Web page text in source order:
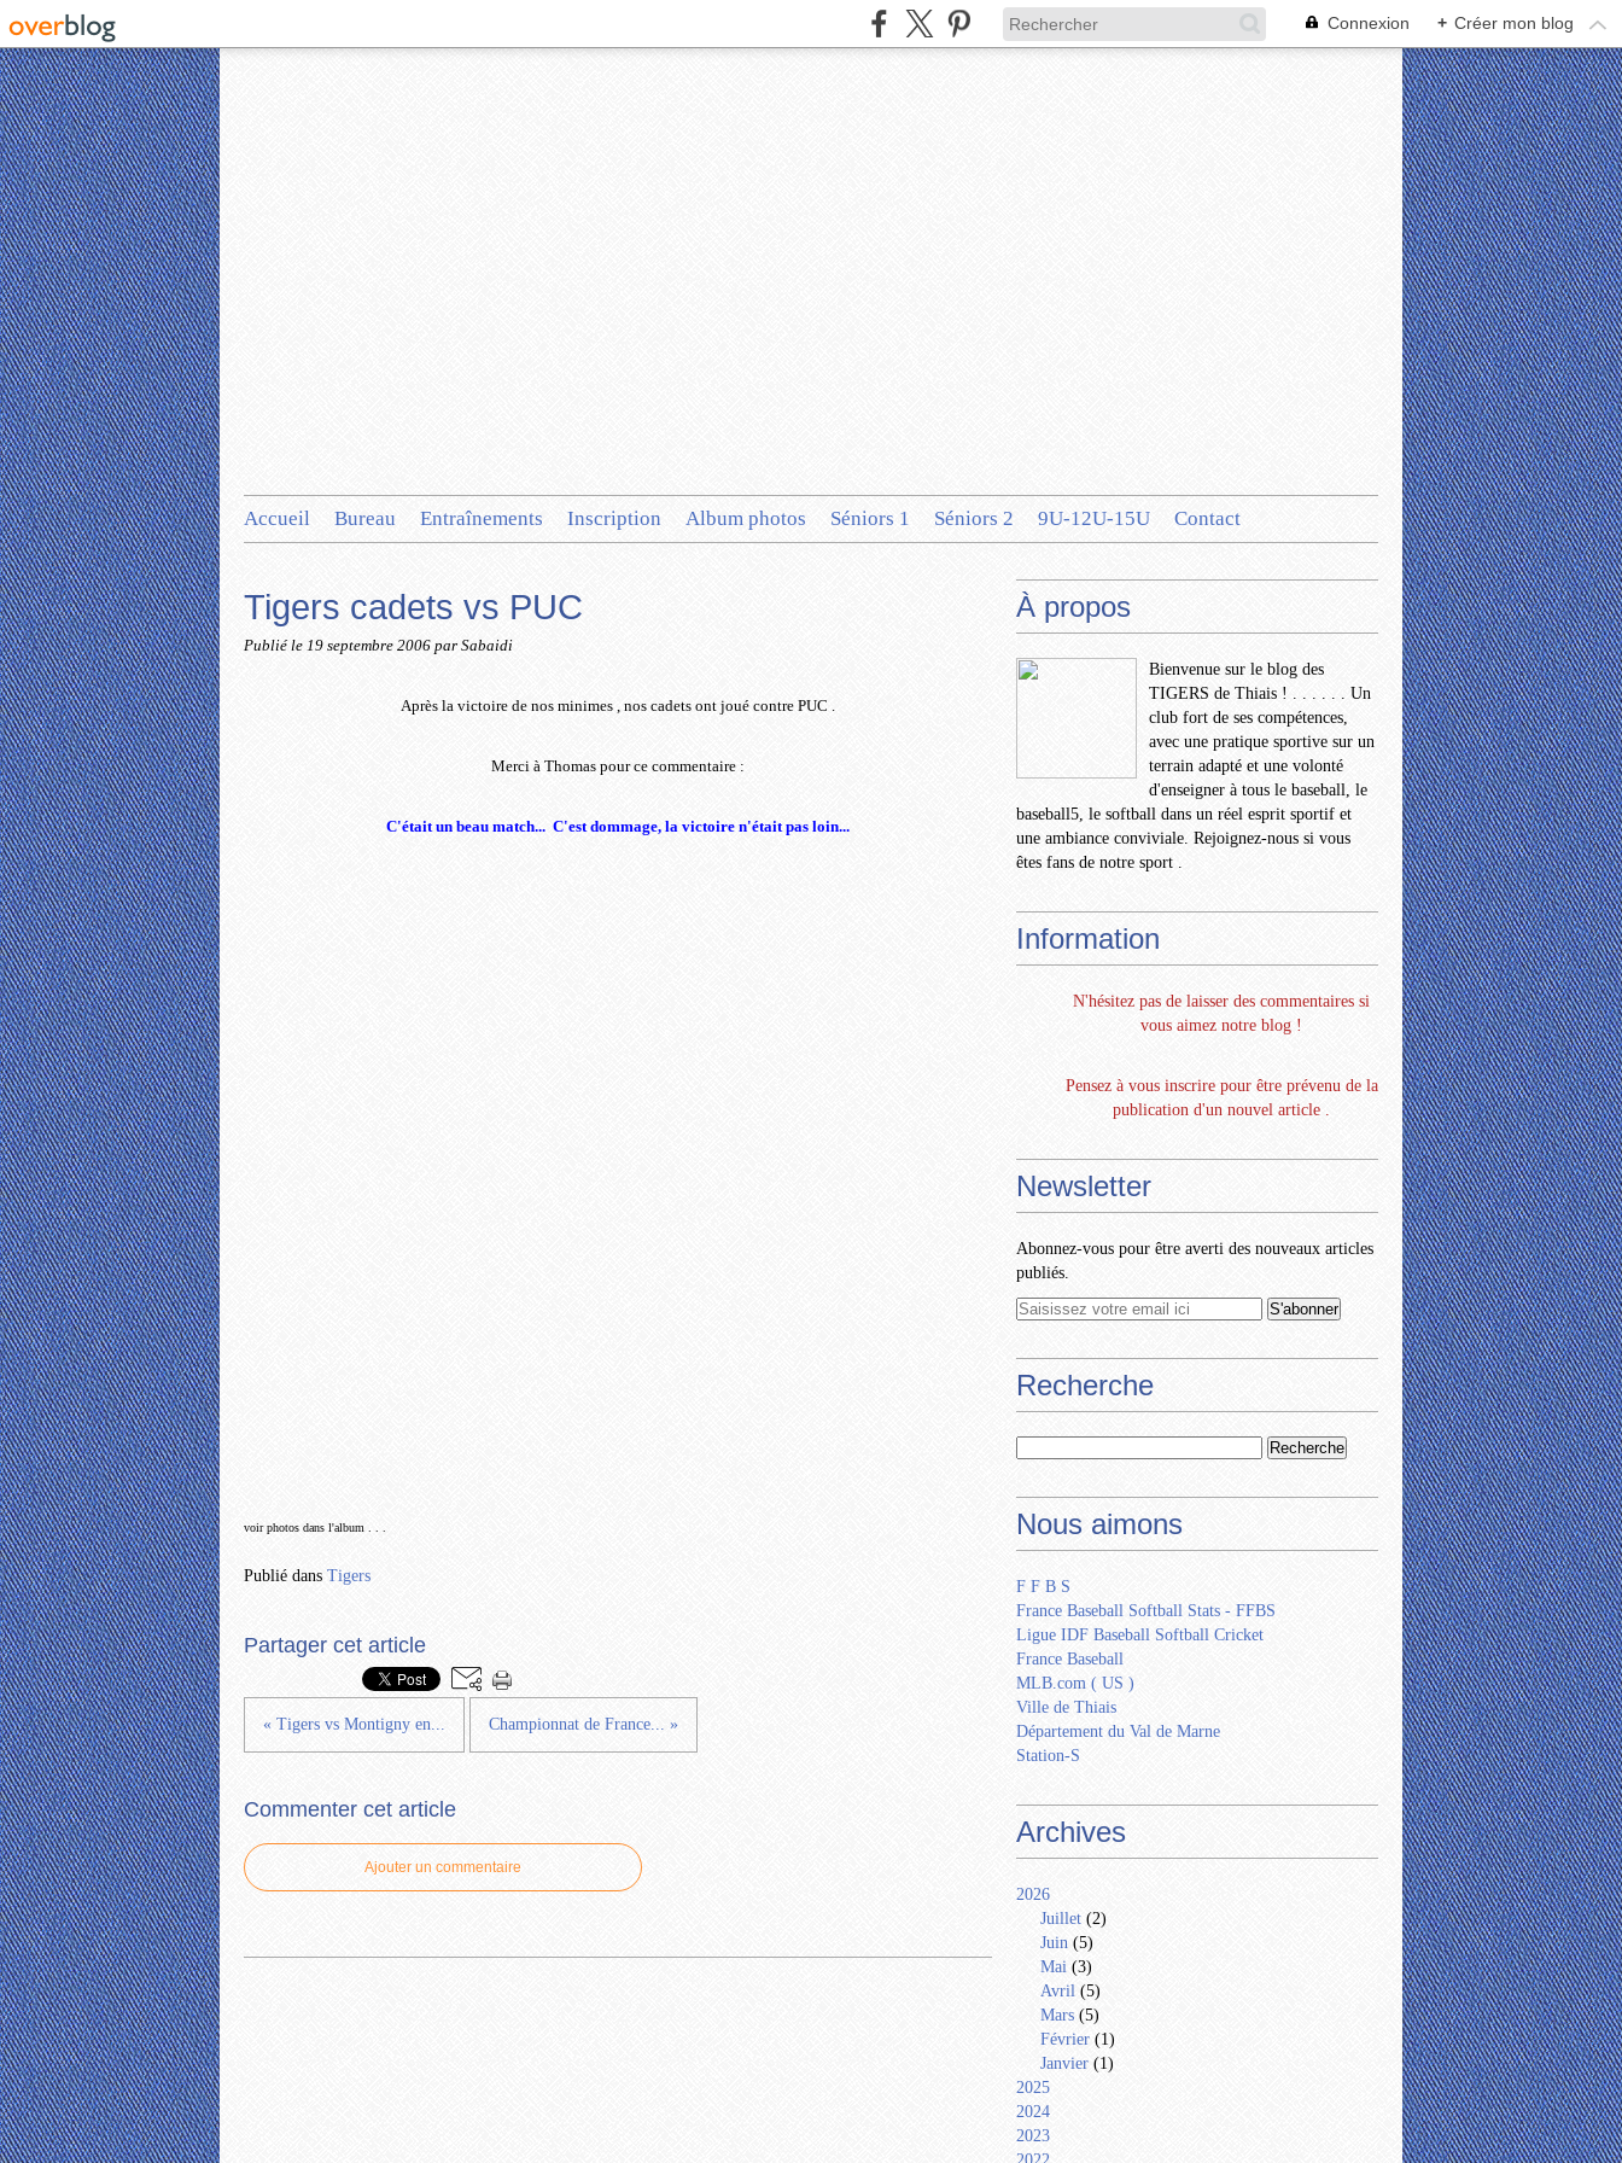
Connexion + Créer mon blog
Accueil Bureau Entraînements Inscription Album photos Séniors 1 Séniors 2 9U-12U-15U Contact
Tigers cadets vs PUC
Publié le 19 septembre 2006 par Sabaidi
Après la victoire de nos minimes , nos cadets ont joué contre PUC .
Merci à Thomas pour ce commentaire :
C'était un beau match... C'est dommage, la victoire n'était pas loin...
voir photos dans l'album . . .
Publié dans Tigers
Partager cet article
« Tigers vs Montigny en... Championnat de France... »
Commenter cet article
Ajouter un commentaire
À propos
Bienvenue sur le blog des
TIGERS de Thiais ! . . . . . . Un
club fort de ses compétences,
avec une pratique sportive sur un
terrain adapté et une volonté
d'enseigner à tous le baseball, le
baseball5, le softball dans un réel esprit sportif et
une ambiance conviviale. Rejoignez-nous si vous
êtes fans de notre sport .
Information
N'hésitez pas de laisser des commentaires si
vous aimez notre blog !
Pensez à vous inscrire pour être prévenu de la
publication d'un nouvel article .
Newsletter
Abonnez-vous pour être averti des nouveaux articles
publiés.
Recherche
Nous aimons
F F B S
France Baseball Softball Stats - FFBS
Ligue IDF Baseball Softball Cricket
France Baseball
MLB.com ( US )
Ville de Thiais
Département du Val de Marne
Station-S
Archives
2026
Juillet (2)
Juin (5)
Mai (3)
Avril (5)
Mars (5)
Février (1)
Janvier (1)
2025
2024
2023